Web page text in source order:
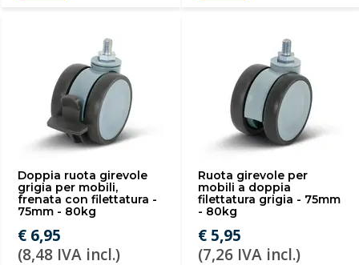
Doppia ruota girevole
grigia per mobili,
frenata con filettatura -
75mm - 80kg
€ 6,95
(8,48 IVA incl.)
Ruota girevole per
mobili a doppia
filettatura grigia - 75mm
- 80kg
€ 5,95
(7,26 IVA incl.)